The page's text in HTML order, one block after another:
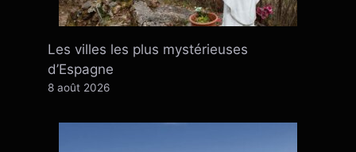
Les villes les plus mystérieuses
d’Espagne
8 août 2026